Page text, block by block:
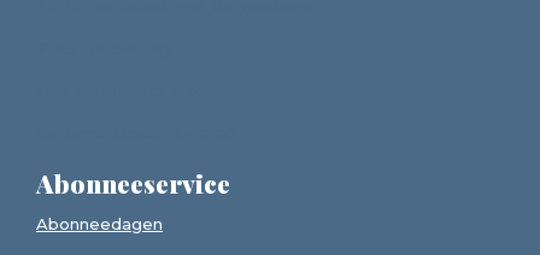
Abonneeservice
Abonneedagen